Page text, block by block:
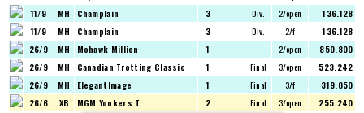
11/9
MH Champlain 3 Div. 2/open
136.128
11/9
MH Champlain 3 Div. 2/f
136.128
26/9
MH Mohawk Million 1 2/open
850.800
26/9
MH Canadian Trotting Classic 1 Final 3/open
523.242
26/9
MH ElegantImage 1 Final 3/f
319.050
26/6
XB MGM Yonkers T. 2 Final 3/open 255.240